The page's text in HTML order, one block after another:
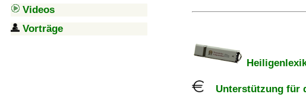
Videos
Vorträge
Unterstützung für